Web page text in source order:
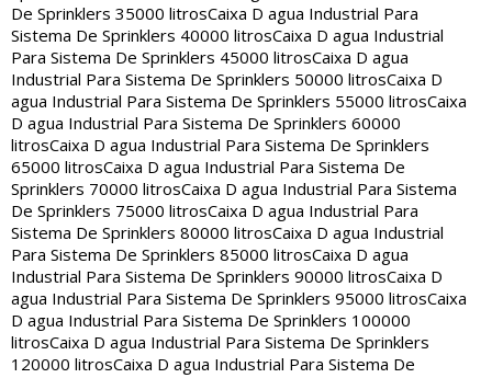
De Sprinklers 35000 litrosCaixa D agua Industrial Para
Sistema De Sprinklers 40000 litrosCaixa D agua Industrial
Para Sistema De Sprinklers 45000 litrosCaixa D agua
Industrial Para Sistema De Sprinklers 50000 litrosCaixa D
agua Industrial Para Sistema De Sprinklers 55000 litrosCaixa
D agua Industrial Para Sistema De Sprinklers 60000
litrosCaixa D agua Industrial Para Sistema De Sprinklers
65000 litrosCaixa D agua Industrial Para Sistema De
Sprinklers 70000 litrosCaixa D agua Industrial Para Sistema
De Sprinklers 75000 litrosCaixa D agua Industrial Para
Sistema De Sprinklers 80000 litrosCaixa D agua Industrial
Para Sistema De Sprinklers 85000 litrosCaixa D agua
Industrial Para Sistema De Sprinklers 90000 litrosCaixa D
agua Industrial Para Sistema De Sprinklers 95000 litrosCaixa
D agua Industrial Para Sistema De Sprinklers 100000
litrosCaixa D agua Industrial Para Sistema De Sprinklers
120000 litrosCaixa D agua Industrial Para Sistema De